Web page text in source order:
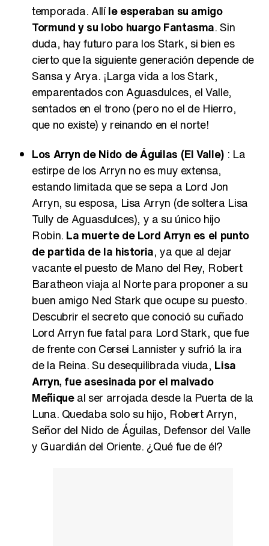
temporada. Allíle esperaban su amigo
Tormund y su lobo huargo Fantasma. Sin
duda, hay futuro para los Stark, si bien es
cierto que la siguiente generación depende de
Sansa y Arya. ¡Larga vida a los Stark,
emparentados con Aguasdulces, el Valle,
sentados en el trono (pero no el de Hierro,
que no existe) y reinando en el norte!
Los Arryn de Nido de Águilas (El Valle): La
estirpe de los Arryn no es muy extensa,
estando limitada que se sepa a Lord Jon
Arryn, su esposa, Lisa Arryn (de soltera Lisa
Tully de Aguasdulces), y a su único hijo
Robin. La muerte de Lord Arryn es el punto
de partida de la historia, ya que al dejar
vacante el puesto de Mano del Rey, Robert
Baratheon viaja al Norte para proponer a su
buen amigo Ned Stark que ocupe su puesto.
Descubrir el secreto que conoció su cuñado
Lord Arryn fue fatal para Lord Stark, que fue
de frente con Cersei Lannister y sufrió la ira
de la Reina. Su desequilibrada viuda, Lisa
Arryn, fue asesinada por el malvado
Meñiqueal ser arrojada desde la Puerta de la
Luna. Quedaba solo su hijo, Robert Arryn,
Señor del Nido de Águilas, Defensor del Valle
y Guardián del Oriente. ¿Qué fue de él?